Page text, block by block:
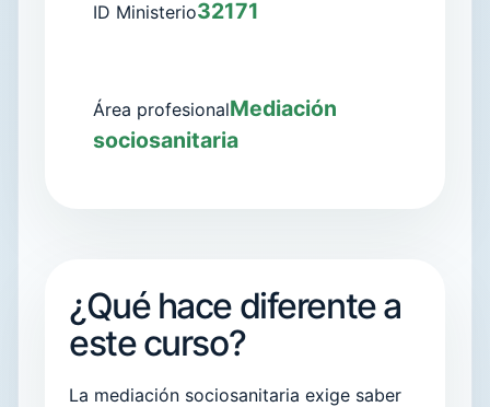
ID Ministerio32171
Área profesionalMediación
sociosanitaria
¿Qué hace diferente a
este curso?
La mediación sociosanitaria exige saber